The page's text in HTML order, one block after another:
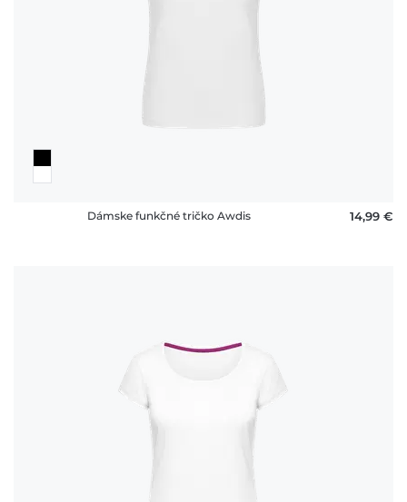
Dámske funkčné tričko Awdis 14,99 €